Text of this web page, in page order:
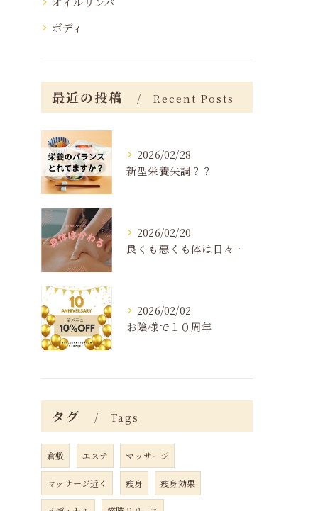
ボディ
最近の投稿 Recent Posts
2026/02/28
新型栄養失調？？
2026/02/20
良くも悪くも体は日々変化する
2026/02/02
お陰様で１０周年
タグ Tags
倉敷 エステ マッサージ
マッサージ近く 瘦身 瘦身効果